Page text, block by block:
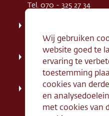
Tel. 070 - 325 27 34
Tel. 070 - 324 94 09
Kerkstraat 71, 2242 HD
Tel. 070 - 517 95 07
Dorpsstraat 134, 2712
Tel. 079 - 316 78 95
Wij gebruiken
website goed te
ervaring te
toestemming
cookies van
en
met cookies van